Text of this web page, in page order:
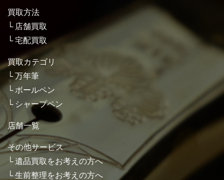
買取方法
店舗買取
宅配買取
買取カテゴリ
万年筆
ボールペン
シャープペン
店舗一覧
その他サービス
遺品買取をお考えの方へ
生前整理をお考えの方へ